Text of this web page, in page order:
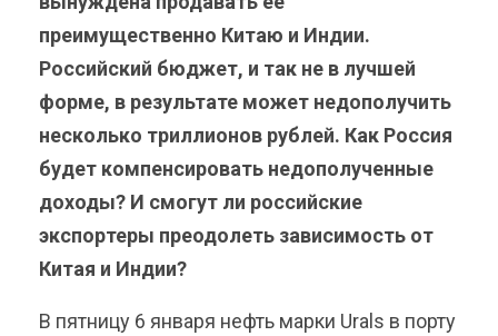
преимущественно Китаю и Индии.
Российский бюджет, и так не в лучшей
форме, в результате может недополучить
несколько триллионов рублей. Как Россия
будет компенсировать недополученные
доходы? И смогут ли российские
экспортеры преодолеть зависимость от
Китая и Индии?
В пятницу 6 января нефть марки Urals в порту